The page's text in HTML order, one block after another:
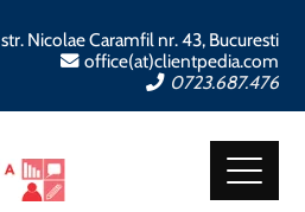
str. Nicolae Caramfil nr. 43, Bucuresti
office(at)clientpedia.com
0723.687.476